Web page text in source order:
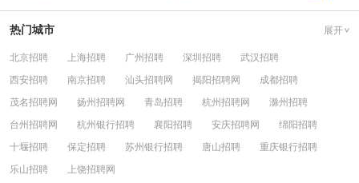
热门城市 展开
北京招聘 上海招聘 广州招聘 深圳招聘
武汉招聘
西安招聘
南京招聘 汕头招聘网 揭阳招聘网
成都招聘
茂名招聘网
扬州招聘网 青岛招聘 杭州招聘网
滁州招聘
台州招聘网
杭州银行招聘 襄阳招聘 安庆招聘网
绵阳招聘
十堰招聘
保定招聘 苏州银行招聘 唐山招聘
重庆银行招聘
乐山招聘
上饶招聘网